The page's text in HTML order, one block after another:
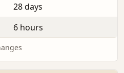
28 days
6 hours